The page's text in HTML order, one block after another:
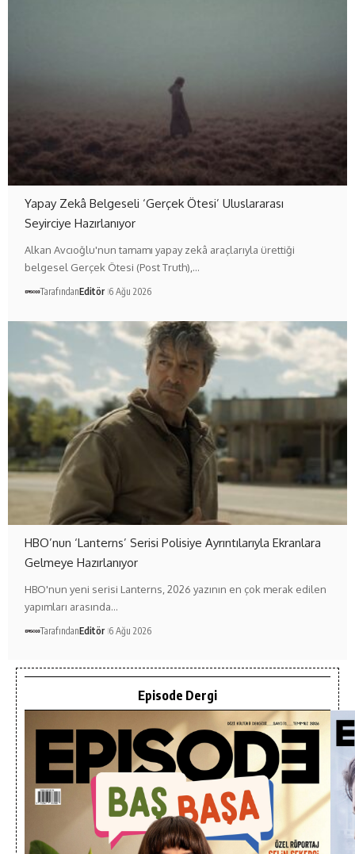
Yapay Zekâ Belgeseli ‘Gerçek Ötesi’ Uluslararası
Seyirciye Hazırlanıyor
Alkan Avcıoğlu'nun tamamı yapay zekâ araçlarıyla ürettiği
belgesel Gerçek Ötesi (Post Truth),…
TarafındanEditör 6 Ağu 2026
HBO’nun ‘Lanterns’ Serisi Polisiye Ayrıntılarıyla Ekranlara
Gelmeye Hazırlanıyor
HBO'nun yeni serisi Lanterns, 2026 yazının en çok merak edilen
yapımları arasında…
TarafındanEditör 6 Ağu 2026
Episode Dergi